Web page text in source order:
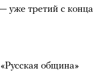
уже третий с конца
община»